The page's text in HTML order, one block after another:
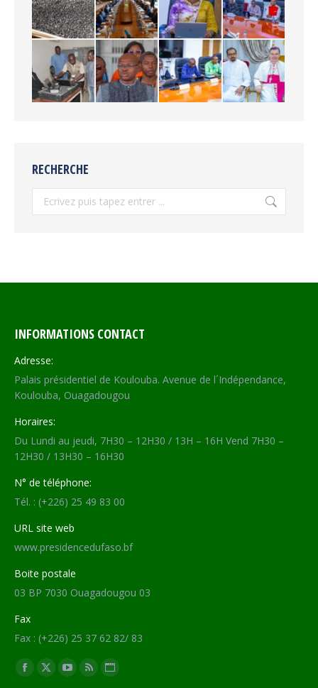
RECHERCHE
INFORMATIONS CONTACT
Adresse:
Palais présidentiel de Koulouba. Avenue de l´Indépendance,
Koulouba, Ouagadougou
Horaires:
Du Lundi au jeudi, 7H30 – 12H30 / 13H – 16H Vend 7H30 –
12H30 / 13H30 – 16H30
N° de téléphone:
Tél. : (+226) 25 49 83 00
URL site web
www.presidencedufaso.bf
Boite postale
03 BP 7030 Ouagadougou 03
Fax
Fax : (+226) 25 37 62 82/ 83
Trouvez nous sur :
Facebook
X
YouTube
RSS Site